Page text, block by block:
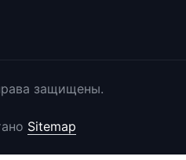
защищены.
Sitemap